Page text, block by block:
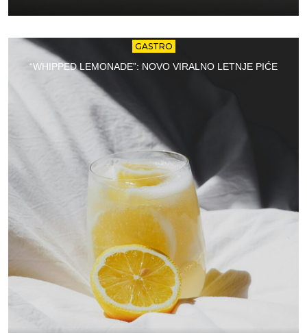
GASTRO
“WHIPPED LEMONADE”: NOVO VIRALNO LETNJE PIĆE